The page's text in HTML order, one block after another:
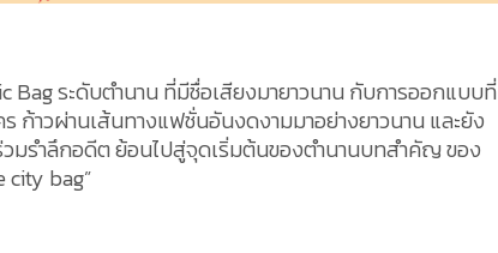
Bag ระดับตำนาน ที่มีชื่อเสียงมายาวนาน กับการออกแบบที่
ก้าวผ่านเส้นทางแฟชั่นอันงดงามมาอย่างยาวนาน และยัง
รำลึกอดีต ย้อนไปสู่จุดเริ่มต้นของตำนานบทสำคัญ ของ
city bag”